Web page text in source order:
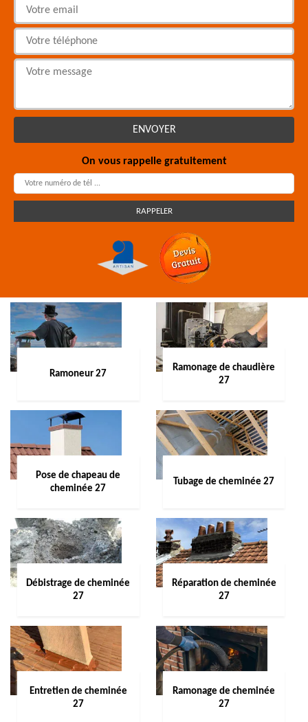
On vous rappelle gratuitement
Ramoneur 27
Ramonage de chaudière
27
Pose de chapeau de
cheminée 27
Tubage de cheminée 27
Débistrage de cheminée
27
Réparation de cheminée
27
Entretien de cheminée
27
Ramonage de cheminée
27